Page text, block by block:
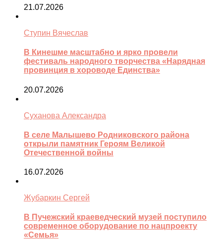
21.07.2026
Ступин Вячеслав
В Кинешме масштабно и ярко провели
фестиваль народного творчества «Нарядная
провинция в хороводе Единства»
20.07.2026
Суханова Александра
В селе Малышево Родниковского района
открыли памятник Героям Великой
Отечественной войны
16.07.2026
Жубаркин Сергей
В Пучежский краеведческий музей поступило
современное оборудование по нацпроекту
«Семья»